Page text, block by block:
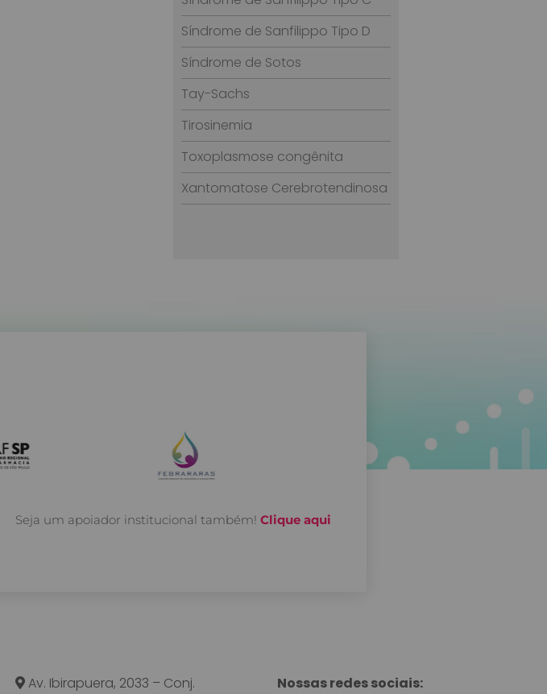
Síndrome de Sanfilippo Tipo D
Síndrome de Sotos
Tay-Sachs
Tirosinemia
Toxoplasmose congênita
Xantomatose Cerebrotendinosa
Seja um apoiador institucional também! Clique aqui
Av. Ibirapuera, 2033 – Conj. Nossas redes sociais: